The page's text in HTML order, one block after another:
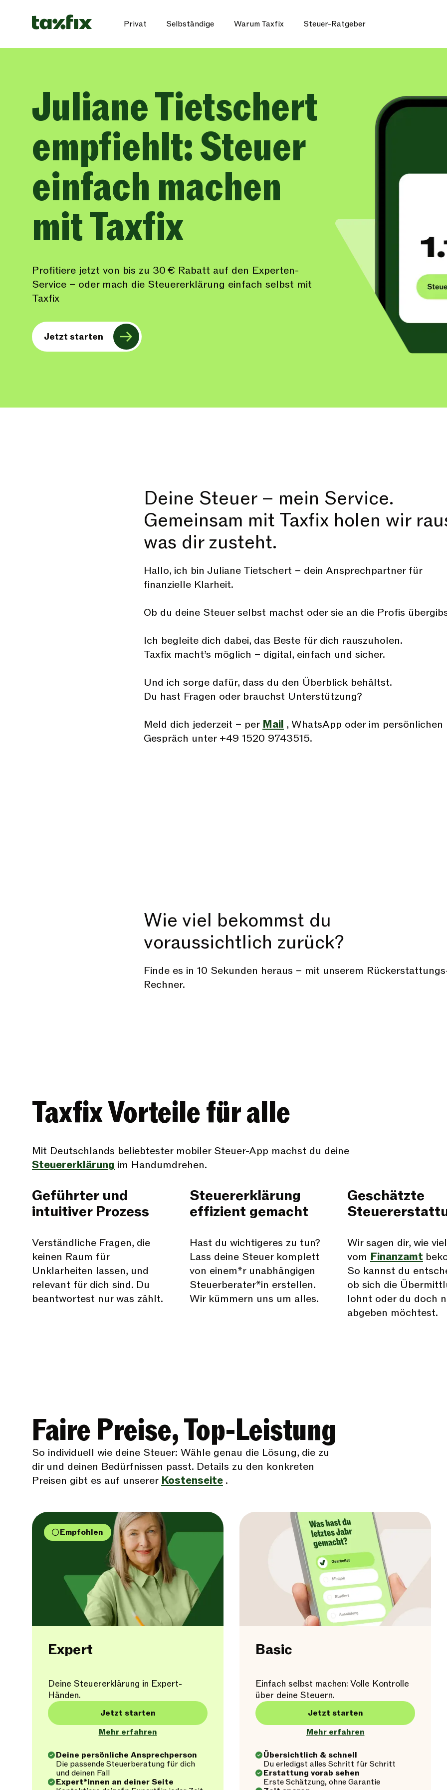
Privat Selbständige Warum Taxfix Steuer-Ratgeber
Juliane Tietschert
empfiehlt: Steuer
einfach machen
mit Taxfix
Profitiere jetzt von bis zu 30 € Rabatt auf den Experten-
Service – oder mach die Steuererklärung einfach selbst mit
Taxfix
Jetzt starten
Deine Steuer – mein Service.
Gemeinsam mit Taxfix holen wir
was dir zusteht.
Hallo, ich bin Juliane Tietschert – dein Ansprechpartner für
finanzielle Klarheit.
Ob du deine Steuer selbst machst oder sie an die Profis
Ich begleite dich dabei, das Beste für dich rauszuholen.
Taxfix macht’s möglich – digital, einfach und sicher.
Und ich sorge dafür, dass du den Überblick behältst.
Du hast Fragen oder brauchst Unterstützung?
Meld dich jederzeit – per Mail , WhatsApp oder im persönlichen
Gespräch unter +49 1520 9743515.
Wie viel bekommst du
voraussichtlich zurück?
Finde es in 10 Sekunden heraus – mit unserem
Rechner.
Taxfix Vorteile für alle
Mit Deutschlands beliebtester mobiler Steuer-App machst du deine
Steuererklärung im Handumdrehen.
Geführter und
intuitiver Prozess
Verständliche Fragen, die
keinen Raum für
Unklarheiten lassen, und
relevant für dich sind. Du
beantwortest nur was zählt.
Steuererklärung
effizient gemacht
Hast du wichtigeres zu tun?
Lass deine Steuer komplett
von einem*r unabhängigen
Steuerberater*in erstellen.
Wir kümmern uns um alles.
Geschätzte
Wir sagen dir, wie
vom Finanzamt
So kannst du
ob sich die
lohnt oder du doch
abgeben möchtest.
Faire Preise, Top-Leistung
So individuell wie deine Steuer: Wähle genau die Lösung, die zu
dir und deinen Bedürfnissen passt. Details zu den konkreten
Preisen gibt es auf unserer Kostenseite .
Empfohlen
Expert
Deine Steuererklärung in Expert-
Händen.
Jetzt starten
Mehr erfahren
Deine persönliche Ansprechperson
Die passende Steuerberatung für dich
und deinen Fall
Expert*innen an deiner Seite
Basic
Einfach selbst machen: Volle Kontrolle
über deine Steuern.
Jetzt starten
Mehr erfahren
Übersichtlich & schnell
Du erledigst alles Schritt für Schritt
Erstattung vorab sehen
Erste Schätzung, ohne Garantie